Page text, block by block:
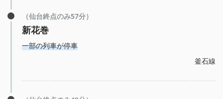
（仙台終点のみ57分）
新花巻
一部の列車が停車
釜石線